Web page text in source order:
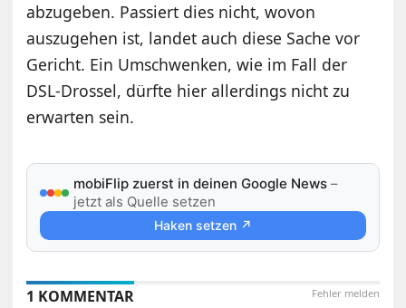
abzugeben. Passiert dies nicht, wovon
auszugehen ist, landet auch diese Sache vor
Gericht. Ein Umschwenken, wie im Fall der
DSL-Drossel, dürfte hier allerdings nicht zu
erwarten sein.
mobiFlip zuerst in deinen Google News –
jetzt als Quelle setzen
Haken setzen ↗
Fehler melden
1 KOMMENTAR